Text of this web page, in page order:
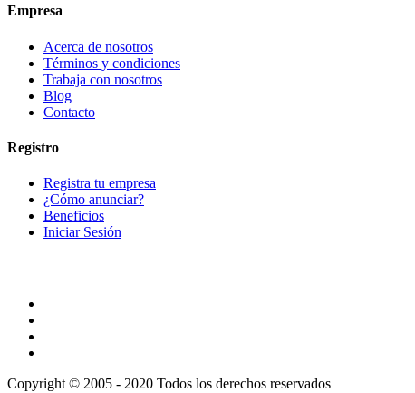
Empresa
Acerca de nosotros
Términos y condiciones
Trabaja con nosotros
Blog
Contacto
Registro
Registra tu empresa
¿Cómo anunciar?
Beneficios
Iniciar Sesión
Copyright © 2005 - 2020 Todos los derechos reservados